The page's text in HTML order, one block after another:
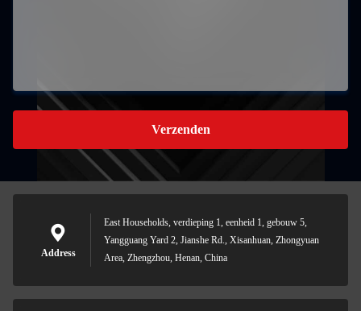
Verzenden
Address
East Households, verdieping 1, eenheid 1, gebouw 5,
Yangguang Yard 2, Jianshe Rd., Xisanhuan, Zhongyuan
Area, Zhengzhou, Henan, China